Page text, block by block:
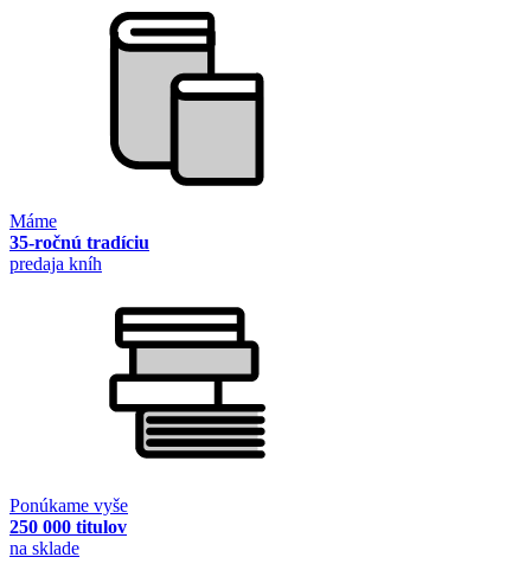
Máme
35-ročnú tradíciu
predaja kníh
Ponúkame vyše
250 000 titulov
na sklade